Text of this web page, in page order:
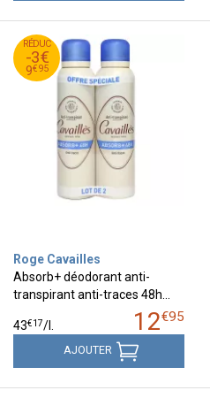
RÉDUC
-3€
9€95
12
€
95
9
€
95
Roge Cavailles
Absorb+ déodorant anti-
transpirant anti-traces 48h…
12€95
43€17/l.
AJOUTER